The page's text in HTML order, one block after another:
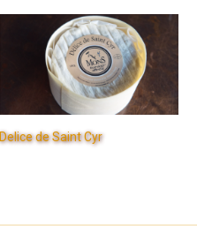
Delice de Saint Cyr